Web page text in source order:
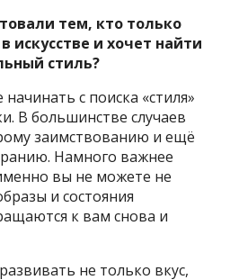
тем, кто только
искусстве и хочет найти
стиль?
с поиска «стиля»
В большинстве случаев
заимствованию и ещё
Намного важнее
вы не можете не
и состояния
к вам снова и
не только вкус,